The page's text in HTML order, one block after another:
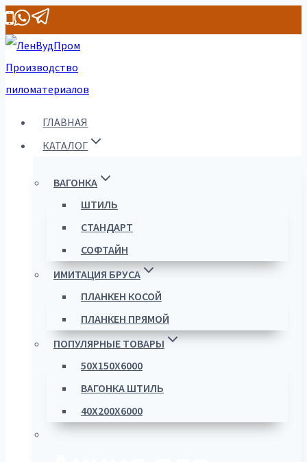
Перейти
к
ГЛАВНАЯ
КАТАЛОГ
ВАГОНКА
ШТИЛЬ
СТАНДАРТ
СОФТАЙН
ИМИТАЦИЯ БРУСА
ПЛАНКЕН КОСОЙ
ПЛАНКЕН ПРЯМОЙ
ПОПУЛЯРНЫЕ ТОВАРЫ
50Х150Х6000
ВАГОНКА ШТИЛЬ
40Х200Х6000